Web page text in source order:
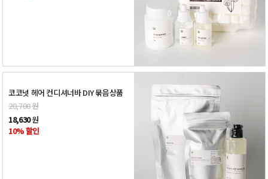
코코넛 헤어 컨디셔너바 DIY 묶음상품
20,700원
18,630원
10% 할인